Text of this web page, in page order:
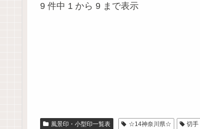
9 件中 1 から 9 まで表示
風景印・小型印一覧表 ☆14神奈川県☆ 切手